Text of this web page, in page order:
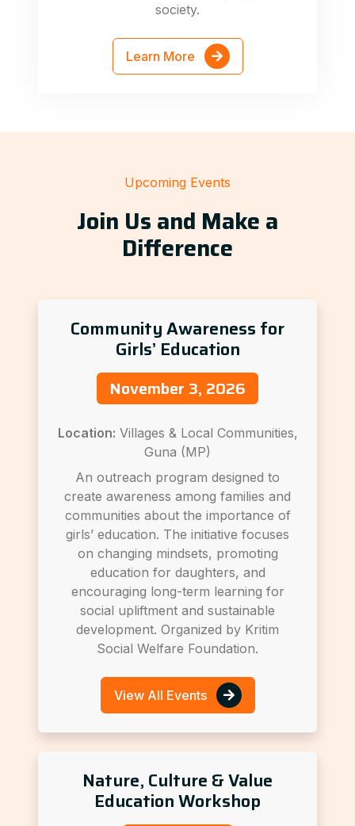
society.
Learn More
Upcoming Events
Join Us and Make a
Difference
Community Awareness for
Girls’ Education
November 3, 2026
Location: Villages & Local Communities,
Guna (MP)
An outreach program designed to
create awareness among families and
communities about the importance of
girls’ education. The initiative focuses
on changing mindsets, promoting
education for daughters, and
encouraging long-term learning for
social upliftment and sustainable
development. Organized by Kritim
Social Welfare Foundation.
View All Events
Nature, Culture & Value
Education Workshop